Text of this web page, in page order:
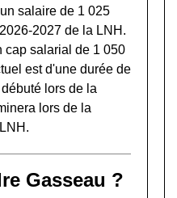
salaire de 1 025
2027 de la LNH.
cap salarial de 1 050
est d'une durée de
lors de la
lors de la
Gasseau ?